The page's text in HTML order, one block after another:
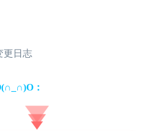
更日志
：